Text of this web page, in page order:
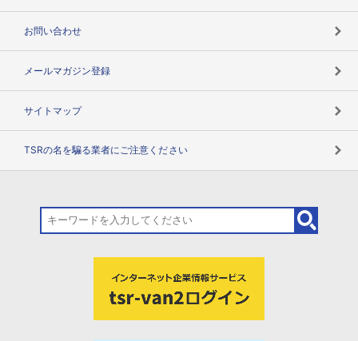
お問い合わせ
メールマガジン登録
サイトマップ
TSRの名を騙る業者にご注意ください